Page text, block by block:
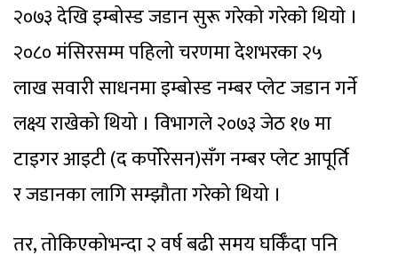
२०७३ देखि इम्बोस्ड जडान सुरू गरेको गरेकाे थियाे ।
२०८० मंसिरसम्म पहिलो चरणमा देशभरका २५
लाख सवारी साधनमा इम्बोस्ड नम्बर प्लेट जडान गर्ने
लक्ष्य राखेको थियो । विभागले २०७३ जेठ १७ मा
टाइगर आइटी (द कर्पोरेसन)सँग नम्बर प्लेट आपूर्ति
र जडानका लागि सम्झौता गरेको थियो ।
तर, तोकिएकोभन्दा २ वर्ष बढी समय घर्किँदा पनि